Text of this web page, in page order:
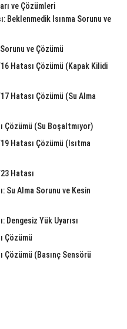
ve Çözümleri
Beklenmedik Isınma Sorunu ve
ve Çözümü
Hatası Çözümü (Kapak Kilidi
Hatası Çözümü (Su Alma
Çözümü (Su Boşaltmıyor)
Hatası Çözümü (Isıtma
Hatası
Su Alma Sorunu ve Kesin
Dengesiz Yük Uyarısı
Çözümü
Çözümü (Basınç Sensörü